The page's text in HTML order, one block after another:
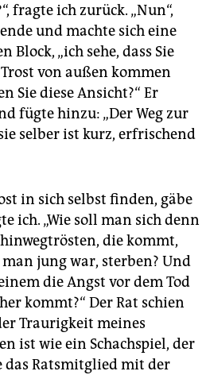
fragte ich zurück. „Nun“,
und machte sich eine
„ich sehe, dass Sie
von außen kommen
Sie diese Ansicht?“ Er
fügte hinzu: „Der Weg zur
selber ist kurz, erfrischend
in sich selbst finden, gäbe
ich. „Wie soll man sich denn
die kommt,
jung war, sterben? Und
die Angst vor dem Tod
kommt?“ Der Rat schien
Traurigkeit meines
ist wie ein Schachspiel, der
das Ratsmitglied mit der